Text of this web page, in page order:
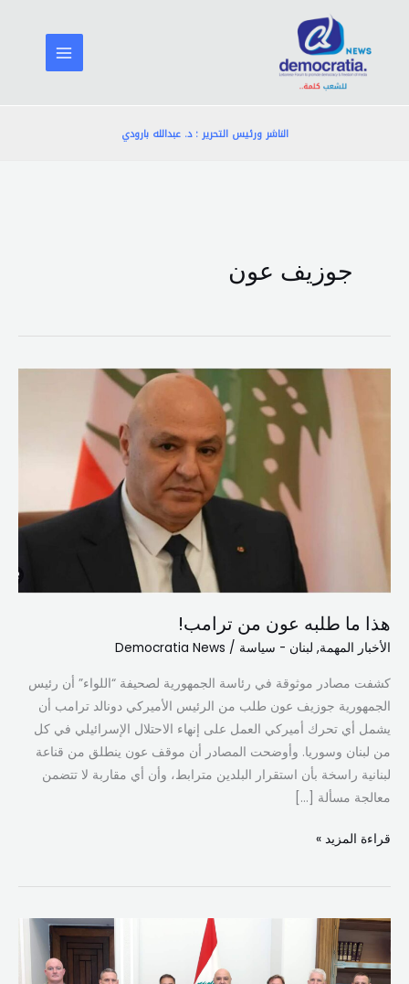
المحتوى
الناشر ورئيس التحرير : د. عبدالله بارودي
جوزيف عون
هذا ما طلبه عون من ترامب!
الأخبار المهمة, لبنان - سياسة /
Democratia News
كشفت مصادر موثوقة في رئاسة الجمهورية لصحيفة “اللواء” أن رئيس
الجمهورية جوزيف عون طلب من الرئيس الأميركي دونالد ترامب أن
يشمل أي تحرك أميركي العمل على إنهاء الاحتلال الإسرائيلي في كل
من لبنان وسوريا. وأوضحت المصادر أن موقف عون ينطلق من قناعة
لبنانية راسخة بأن استقرار البلدين مترابط، وأن أي مقاربة لا تتضمن
معالجة مسألة […]
ترامب!
قراءة المزيد »
عون
يطلق
إشارة